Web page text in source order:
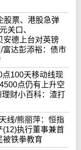
股票、港股急弹
关口、
安德上台对英镑
富达彭添裕：债市
100天移动线现
点仍有上升空
财小百科：渣打
线/熊丽萍：恒指
(12)执行董事兼首
被铁拳教育